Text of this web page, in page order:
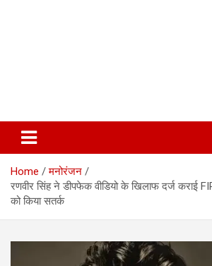
Home
मनोरंजन
रणवीर सिंह ने डीपफेक वीडियो के खिलाफ दर्ज कराई
को किया सतर्क